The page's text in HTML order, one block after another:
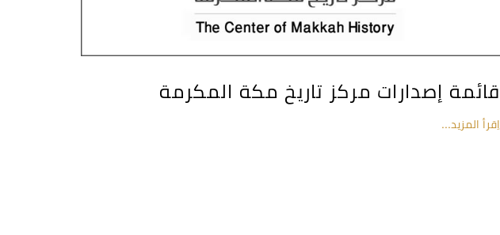
قائمة إصدارات مركز تاريخ مكة المكرمة
اِقرأ المزيد...